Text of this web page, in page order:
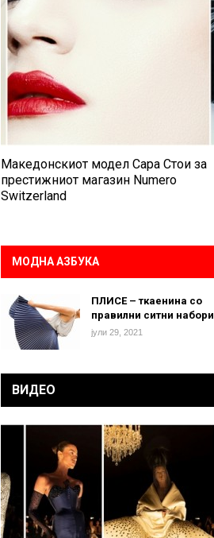
Македонскиот модел Сара Стои за
престижниот магазин Numero
Switzerland
МОДНА АЗБУКА
ПЛИСЕ – ткаенина со
правилни ситни набори
јули 29, 2021
ВИДЕО